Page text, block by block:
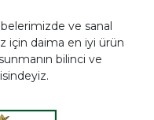
ve sanal
için daima en iyi ürün
bilinci ve